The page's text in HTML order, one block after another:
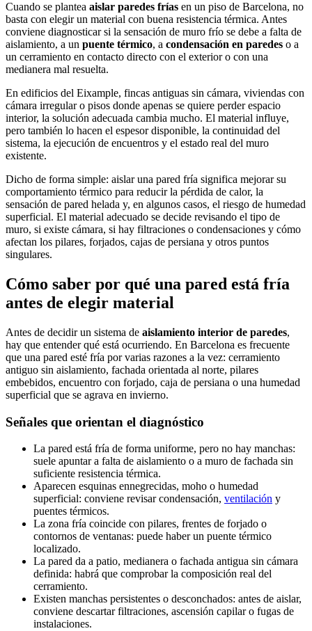
Cuando se plantea aislar paredes frías en un piso de Barcelona, no
basta con elegir un material con buena resistencia térmica. Antes
conviene diagnosticar si la sensación de muro frío se debe a falta de
aislamiento, a un puente térmico, a condensación en paredes o a
un cerramiento en contacto directo con el exterior o con una
medianera mal resuelta.
En edificios del Eixample, fincas antiguas sin cámara, viviendas con
cámara irregular o pisos donde apenas se quiere perder espacio
interior, la solución adecuada cambia mucho. El material influye,
pero también lo hacen el espesor disponible, la continuidad del
sistema, la ejecución de encuentros y el estado real del muro
existente.
Dicho de forma simple: aislar una pared fría significa mejorar su
comportamiento térmico para reducir la pérdida de calor, la
sensación de pared helada y, en algunos casos, el riesgo de humedad
superficial. El material adecuado se decide revisando el tipo de
muro, si existe cámara, si hay filtraciones o condensaciones y cómo
afectan los pilares, forjados, cajas de persiana y otros puntos
singulares.
Cómo saber por qué una pared está fría
antes de elegir material
Antes de decidir un sistema de aislamiento interior de paredes,
hay que entender qué está ocurriendo. En Barcelona es frecuente
que una pared esté fría por varias razones a la vez: cerramiento
antiguo sin aislamiento, fachada orientada al norte, pilares
embebidos, encuentro con forjado, caja de persiana o una humedad
superficial que se agrava en invierno.
Señales que orientan el diagnóstico
La pared está fría de forma uniforme, pero no hay manchas:
suele apuntar a falta de aislamiento o a muro de fachada sin
suficiente resistencia térmica.
Aparecen esquinas ennegrecidas, moho o humedad
superficial: conviene revisar condensación, ventilación y
puentes térmicos.
La zona fría coincide con pilares, frentes de forjado o
contornos de ventanas: puede haber un puente térmico
localizado.
La pared da a patio, medianera o fachada antigua sin cámara
definida: habrá que comprobar la composición real del
cerramiento.
Existen manchas persistentes o desconchados: antes de aislar,
conviene descartar filtraciones, ascensión capilar o fugas de
instalaciones.